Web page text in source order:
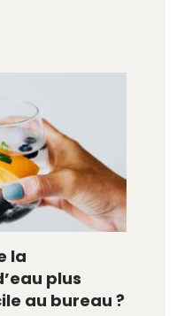
la
plus
au bureau ?